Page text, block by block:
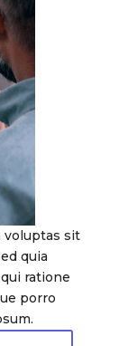
voluptas sit
quia
ratione
porro